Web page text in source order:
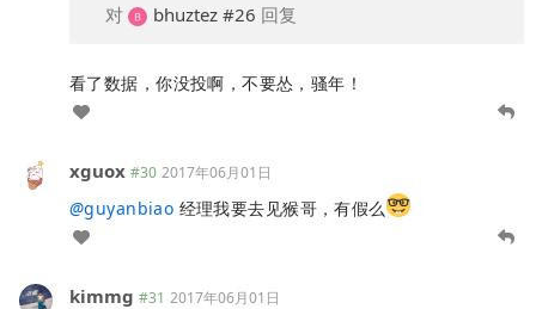
对 bhuztez #26 回复
看了数据，你没投啊，不要怂，骚年！
xguox #30 2017年06月01日
@guyanbiao 经理我要去见猴哥，有假么
kimmg #31 2017年06月01日